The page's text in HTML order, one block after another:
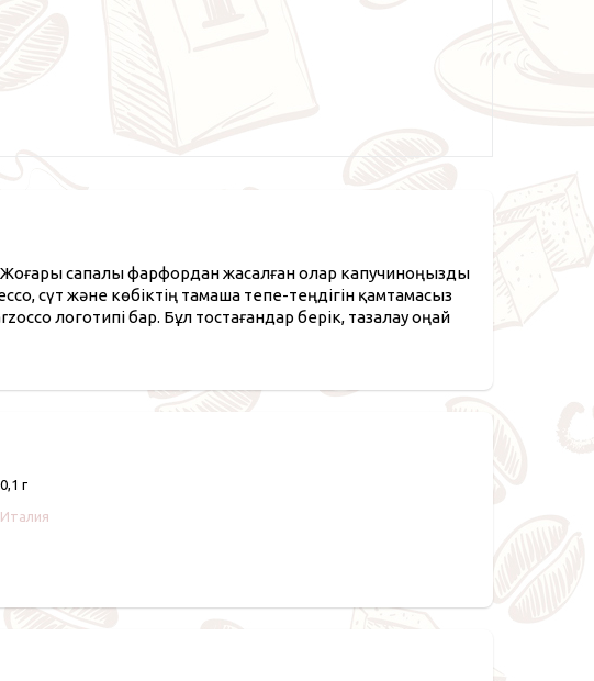
сапалы фарфордан жасалған олар капучиноңызды
сүт және көбіктің тамаша тепе-теңдігін қамтамасыз
логотипі бар. Бұл тостағандар берік, тазалау оңай
0,1 г
Италия